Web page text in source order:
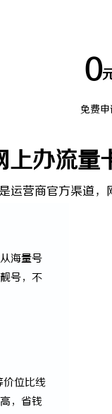
0
免费申
上办流量
运营商官方渠道
海量号
号，不
价位比线
，省钱